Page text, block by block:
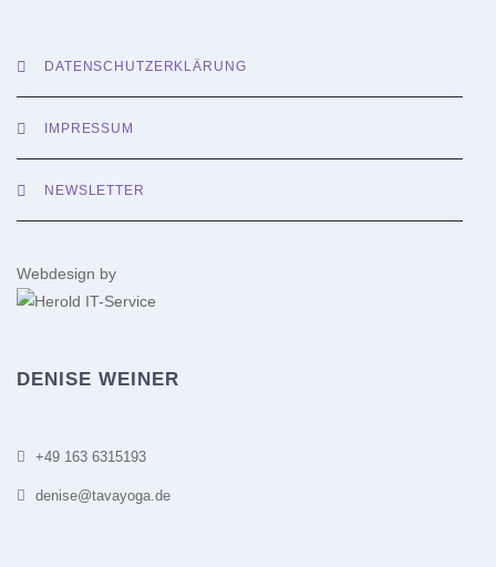
DATENSCHUTZERKLÄRUNG
IMPRESSUM
NEWSLETTER
Webdesign by
DENISE WEINER
+49 163 6315193
denise@tavayoga.de